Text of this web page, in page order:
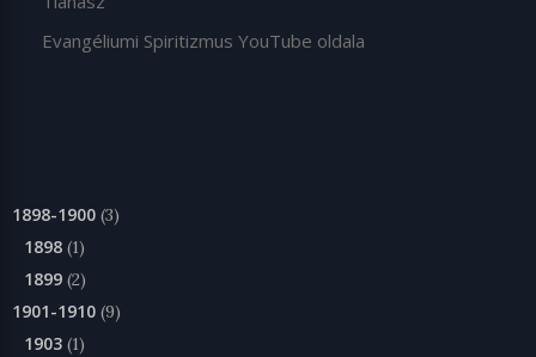
Evangéliumi Spiritizmus YouTube oldala
1898-1900 (3)
1898 (1)
1899 (2)
1901-1910 (9)
1903 (1)